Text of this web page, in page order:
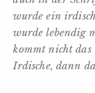
wurde ein
wurde lebendig
kommt nicht das
Irdische, dann